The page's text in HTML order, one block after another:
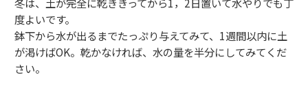
度よいです。
鉢下から水が出るまでたっぷり与えてみて、1週間以内に土
が渇けばOK。乾かなければ、水の量を半分にしてみてくだ
さい。